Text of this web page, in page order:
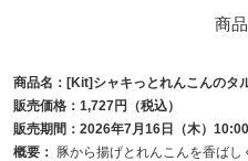
商
商品名：[Kit]シャキっとれんこんのタ
販売価格：1,727円（税込）
販売期間：2026年7月16日（木）
概要： 豚から揚げとれんこんを香ば